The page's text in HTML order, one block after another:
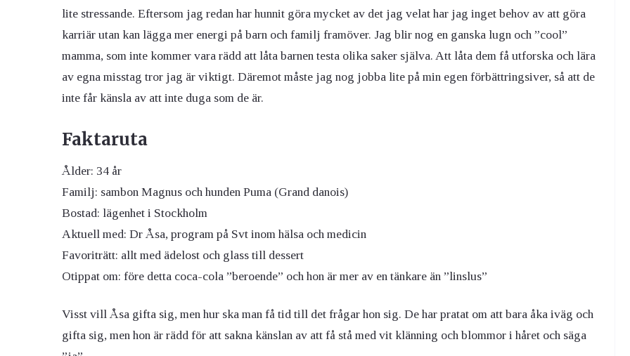
lite stressande. Eftersom jag redan har hunnit göra mycket av det jag velat har jag inget behov av att göra
karriär utan kan lägga mer energi på barn och familj framöver. Jag blir nog en ganska lugn och ”cool”
mamma, som inte kommer vara rädd att låta barnen testa olika saker själva. Att låta dem få utforska och lära
av egna misstag tror jag är viktigt. Däremot måste jag nog jobba lite på min egen förbättringsiver, så att de
inte får känsla av att inte duga som de är.
Faktaruta
Ålder: 34 år
Familj: sambon Magnus och hunden Puma (Grand danois)
Bostad: lägenhet i Stockholm
Aktuell med: Dr Åsa, program på Svt inom hälsa och medicin
Favoriträtt: allt med ädelost och glass till dessert
Otippat om: före detta coca-cola ”beroende” och hon är mer av en tänkare än ”linslus”
Visst vill Åsa gifta sig, men hur ska man få tid till det frågar hon sig. De har pratat om att bara åka iväg och
gifta sig, men hon är rädd för att sakna känslan av att få stå med vit klänning och blommor i håret och säga